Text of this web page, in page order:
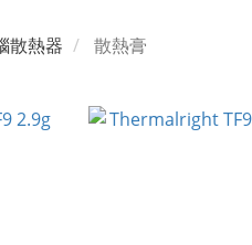
散熱器 散熱膏